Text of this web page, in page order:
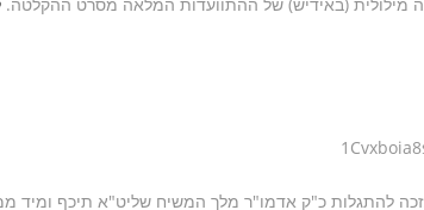
להתגלות כ"ק אדמו"ר מלך המשיח שליט"א תיכף ומיד